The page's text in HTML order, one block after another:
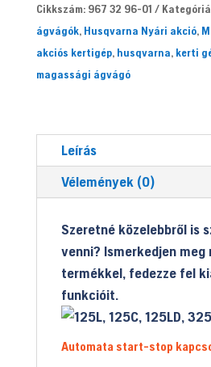
Cikkszám: 967 32 96-01
ágvágók, Husqvarna Nyári akció,
akciós kertigép, husqvarna, kerti
magassági ágvágó
Leírás
Vélemények (0)
Szeretné közelebbről is
venni? Ismerkedjen meg
termékkel, fedezze fel
funkcióit.
Automata start-stop